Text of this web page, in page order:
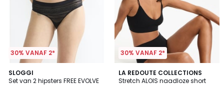
30% VANAF 2*
SLOGGI
Set van 2 hipsters FREE EVOLVE
2
/
30% VANAF 2*
LA REDOUTE COLLECTIONS
Stretch ALOIS naadloze short
4
/
3
Kleuren